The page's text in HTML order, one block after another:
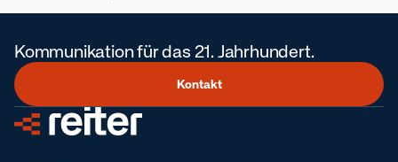
Kommunikation für das 21. Jahrhundert.
Kontakt